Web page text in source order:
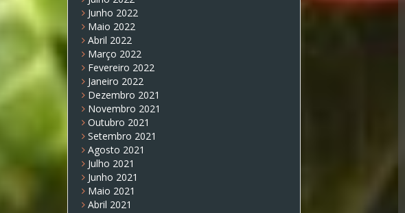
Junho 2022
Maio 2022
Abril 2022
Março 2022
Fevereiro 2022
Janeiro 2022
Dezembro 2021
Novembro 2021
Outubro 2021
Setembro 2021
Agosto 2021
Julho 2021
Junho 2021
Maio 2021
Abril 2021